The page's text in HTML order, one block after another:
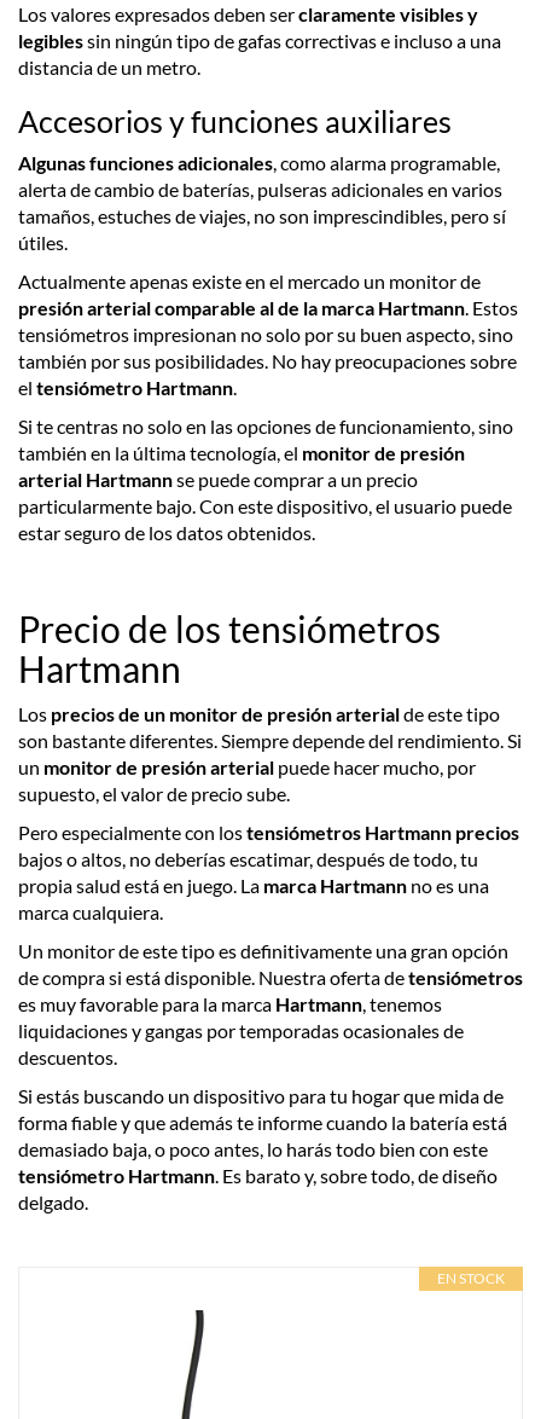
Los valores expresados​ deben serclaramente visibles y
legiblessin ningún tipo de gafas correctivas e incluso a una
distancia de un metro.
Accesorios y funciones auxiliares
Algunas funciones adicionales , como alarma programable,
alerta de cambio de baterías, pulseras adicionales en varios
tamaños, estuches de viajes, no son imprescindibles, pero sí
útiles.
Actualmente apenas existe en el mercado un monitor de
presión arterial comparable al de la marca Hartmann . Estos
tensiómetros impresionan no solo por su buen aspecto, sino
también por sus posibilidades. No hay preocupaciones sobre
el tensiómetro Hartmann
Si te centras no solo en las opciones de funcionamiento, sino
también en la última tecnología, el monitor de presión
arterial Hartmannse puede comprar a un precio
particularmente bajo. Con este dispositivo, el usuario puede
estar seguro de los datos obtenidos.
Precio de los tensiómetros
Hartmann
Los precios de un monitor de presión arterialde este tipo
son bastante diferentes. Siempre depende del rendimiento. Si
un monitor de presión arterial puede hacer mucho, por
supuesto, el valor de precio sube.
Pero especialmente con lostensiómetros Hartmann precios
bajos o altos, no deberías escatimar, después de todo, tu
propia salud está en juego. La marca Hartmann no es una
marca cualquiera.
Un monitor de este tipo es definitivamente una gran opción
de compra si está disponible. Nuestra oferta detensiómetros
es muy favorable para la marca Hartmann , tenemos
liquidaciones y gangas por temporadas ocasionales de
descuentos.
Si estás buscando un dispositivo para tu hogar que mida de
forma fiable y que además te informe cuando la batería está
demasiado baja, o poco antes, lo harás todo bien con este
tensiómetro Hartmann . Es barato y, sobre todo, de diseño
delgado.
EN STOCK